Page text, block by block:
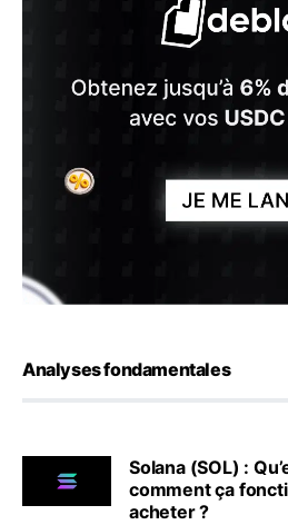
Analyses fondamentales
Solana (SOL) :
comment ça
acheter ?